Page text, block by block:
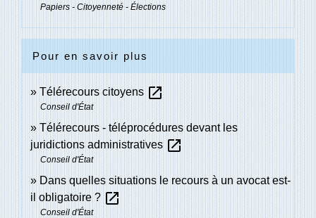
Papiers - Citoyenneté - Élections
Pour en savoir plus
Télérecours citoyens open_in_new
Conseil d'État
Télérecours - téléprocédures devant les
juridictions administratives open_in_new
Conseil d'État
Dans quelles situations le recours à un avocat est-
il obligatoire ? open_in_new
Conseil d'État